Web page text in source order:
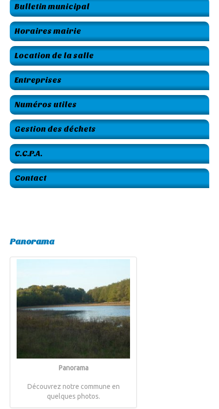
Bulletin municipal
Horaires mairie
Location de la salle
Entreprises
Numéros utiles
Gestion des déchets
C.C.P.A.
Contact
Panorama
Panorama
Découvrez notre commune en
quelques photos.